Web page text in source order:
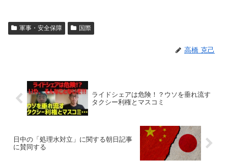
軍事・安全保障 国際
高橋 克己
ライドシェアは危険！？ウソを垂れ流す
タクシー利権とマスコミ
日中の「処理水対立」に関する朝日記事
に賛同する